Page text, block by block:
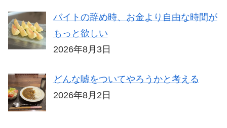
バイトの辞め時、お金より自由な時間が
もっと欲しい
2026年8月3日
どんな嘘をついてやろうかと考える
2026年8月2日